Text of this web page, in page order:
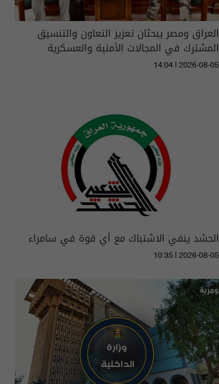
العراق ومصر يبحثان تعزيز التعاون والتنسيق
المشترك في المجالات الأمنية والعسكرية
14:04 | 2026-08-05
الحشد ينفي الاشتباك مع أي قوة في سامراء
10:35 | 2026-08-05